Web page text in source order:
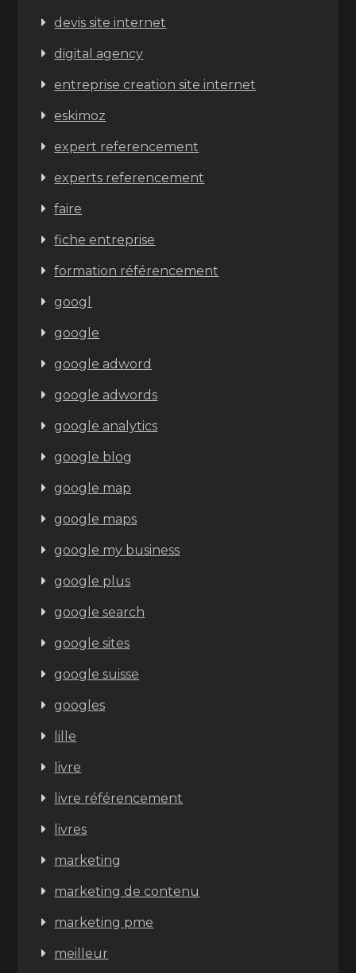
devis site internet
digital agency
entreprise creation site internet
eskimoz
expert referencement
experts referencement
faire
fiche entreprise
formation référencement
googl
google
google adword
google adwords
google analytics
google blog
google map
google maps
google my business
google plus
google search
google sites
google suisse
googles
lille
livre
livre référencement
livres
marketing
marketing de contenu
marketing pme
meilleur